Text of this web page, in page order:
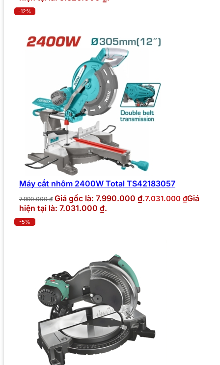
-12%
Máy cắt nhôm 2400W Total TS42183057
7.990.000₫ Giá gốc là: 7.990.000 ₫.7.031.000 ₫Giá
hiện tại là: 7.031.000 ₫.
-5%